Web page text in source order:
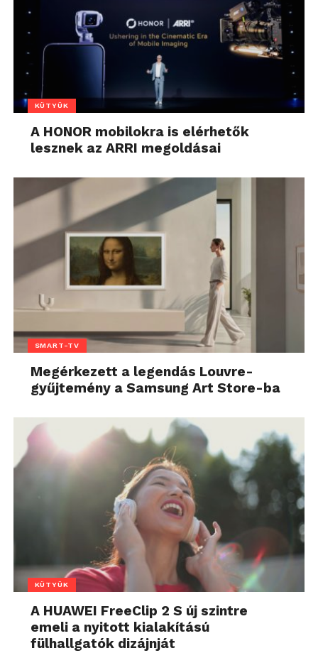
KÜTYÜK
A HONOR mobilokra is elérhetők
lesznek az ARRI megoldásai
SMART-TV
Megérkezett a legendás Louvre-
gyűjtemény a Samsung Art Store-ba
KÜTYÜK
A HUAWEI FreeClip 2 S új szintre
emeli a nyitott kialakítású
fülhallgatók dizájnját